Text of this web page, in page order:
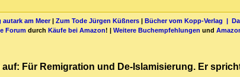
am Meer| Zum Tode Jürgen Küßners| Bücher vom Kopp-Verlag |
Forum durch Käufe bei Amazon! | Weitere Buchempfehlungen und
Für Remigration und De-Islamisierung. Er